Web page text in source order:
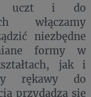
uczt i do
włączamy
niezbędne
formy w
jak i
rękawy do
przydadzą się